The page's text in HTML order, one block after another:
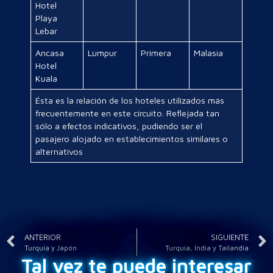
Hotel
Playa
Lebar
Ancasa
Hotel
Kuala
Lumpur Primera Malasia
Ésta es la relación de los hoteles utilizados más
frecuentemente en este circuito. Reflejada tan
sólo a efectos indicativos, pudiendo ser el
pasajero alojado en establecimientos similares o
alternativos
ANTERIOR
Turquía y Japón
SIGUIENTE
Turquía, India y Tailandia
Tal vez te puede interesar